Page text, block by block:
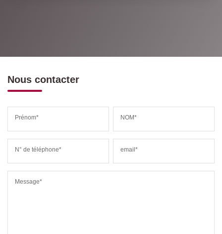
Nous contacter
Prénom* NOM*
N° de téléphone* email*
Message*